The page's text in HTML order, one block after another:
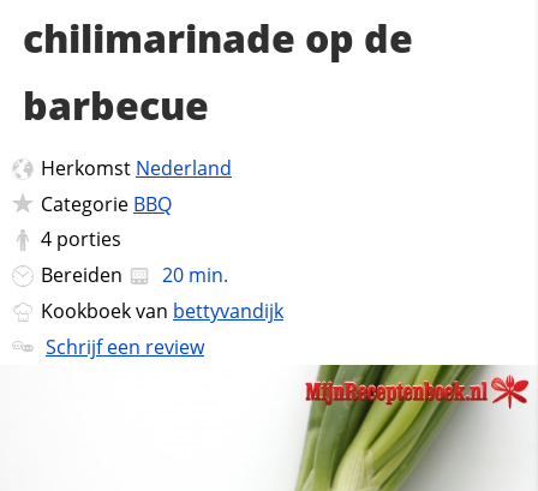
chilimarinade op de
barbecue
Herkomst Nederland
Categorie BBQ
4 porties
Bereiden
20 min.
Kookboek van bettyvandijk
Schrijf een review